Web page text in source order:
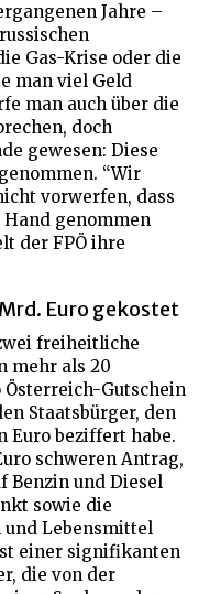
Jahre –
Gas-Krise oder die
man viel Geld
man auch über die
doch
gewesen: Diese
“Wir
vorwerfen, dass
genommen
der FPÖ ihre
Euro gekostet
freiheitliche
mehr als 20
Österreich-Gutschein
Staatsbürger, den
Euro beziffert habe.
schweren Antrag,
Benzin und Diesel
sowie die
und Lebensmittel
einer signifikanten
die von der